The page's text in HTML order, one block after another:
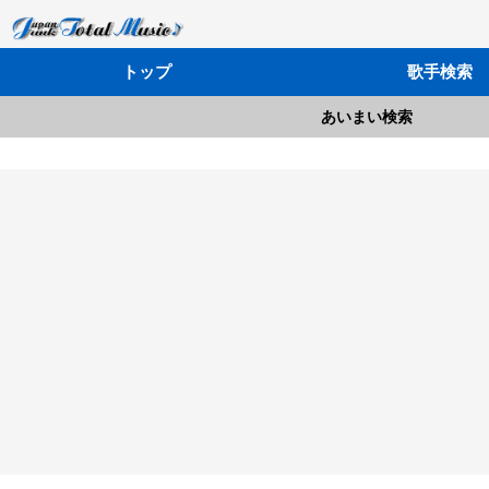
トップ 歌手検索
あいまい検索